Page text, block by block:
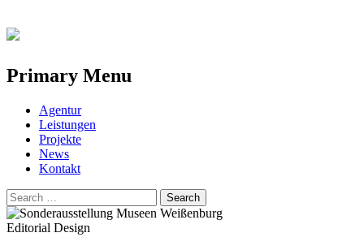
Primary Menu
Skip
content
Agentur
Leistungen
Projekte
News
Kontakt
Search
for:
Editorial Design